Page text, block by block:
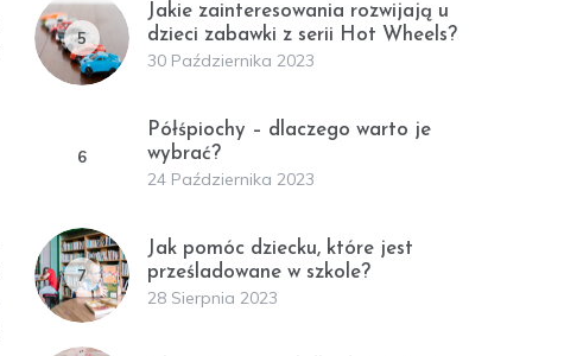
5
Jakie zainteresowania rozwijają u
dzieci zabawki z serii Hot Wheels?
30 Października 2023
6
Półśpiochy – dlaczego warto je
wybrać?
24 Października 2023
7
Jak pomóc dziecku, które jest
prześladowane w szkole?
28 Sierpnia 2023